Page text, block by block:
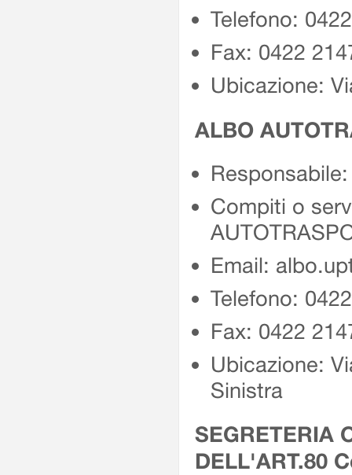
Telefono:
Fax: 0422
Ubicazione:
ALBO
Compiti o
Email:
Telefono:
Fax: 0422
Ubicazione:
Sinistra
SEGRETERIA
DELL'ART.80